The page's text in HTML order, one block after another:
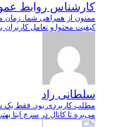
کارشناس روابط
ممنون از همراهی شما. زمان
کیفیت محتوا و تعامل کاربران
سلطانی راد
مطلب کاربردی بود. فقط یک
می‌بره تا کانال در سرچ ایتا